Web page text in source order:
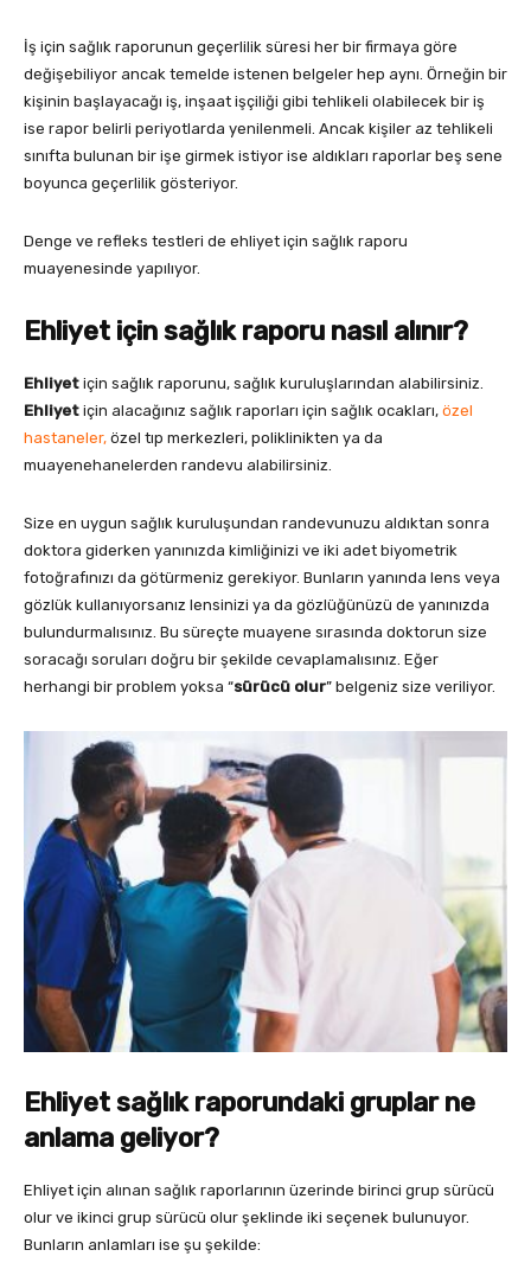
İş için sağlık raporunun geçerlilik süresi her bir firmaya göre
değişebiliyor ancak temelde istenen belgeler hep aynı. Örneğin bir
kişinin başlayacağı iş, inşaat işçiliği gibi tehlikeli olabilecek bir iş
ise rapor belirli periyotlarda yenilenmeli. Ancak kişiler az tehlikeli
sınıfta bulunan bir işe girmek istiyor ise aldıkları raporlar beş sene
boyunca geçerlilik gösteriyor.
Denge ve refleks testleri de ehliyet için sağlık raporu
muayenesinde yapılıyor.
Ehliyet için sağlık raporu nasıl alınır?
Ehliyet için sağlık raporunu, sağlık kuruluşlarından alabilirsiniz.
Ehliyet için alacağınız sağlık raporları için sağlık ocakları, özel
hastaneler, özel tıp merkezleri, poliklinikten ya da
muayenehanelerden randevu alabilirsiniz.
Size en uygun sağlık kuruluşundan randevunuzu aldıktan sonra
doktora giderken yanınızda kimliğinizi ve iki adet biyometrik
fotoğrafınızı da götürmeniz gerekiyor. Bunların yanında lens veya
gözlük kullanıyorsanız lensinizi ya da gözlüğünüzü de yanınızda
bulundurmalısınız. Bu süreçte muayene sırasında doktorun size
soracağı soruları doğru bir şekilde cevaplamalısınız. Eğer
herhangi bir problem yoksa “sürücü olur” belgeniz size veriliyor.
Ehliyet sağlık raporundaki gruplar ne
anlama geliyor?
Ehliyet için alınan sağlık raporlarının üzerinde birinci grup sürücü
olur ve ikinci grup sürücü olur şeklinde iki seçenek bulunuyor.
Bunların anlamları ise şu şekilde: